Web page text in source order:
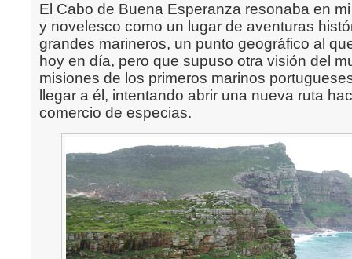
El Cabo de Buena Esperanza resonaba en
y novelesco como un lugar de aventuras
grandes marineros, un punto geográfico al
hoy en día, pero que supuso otra visión del
misiones de los primeros marinos
llegar a él, intentando abrir una nueva ruta
comercio de especias.